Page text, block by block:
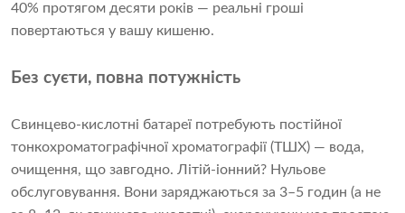
40% протягом десяти років — реальні гроші
повертаються у вашу кишеню.
Без суєти, повна потужність
Свинцево-кислотні батареї потребують постійної
тонкохроматографічної хроматографії (ТШХ) — вода,
очищення, що завгодно. Літій-іонний? Нульове
обслуговування. Вони заряджаються за 3–5 годин (а не